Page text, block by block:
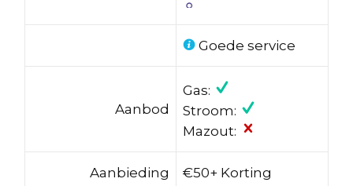
Goede service
Aanbod
Gas:
Stroom:
Mazout:
Aanbieding €50+ Korting